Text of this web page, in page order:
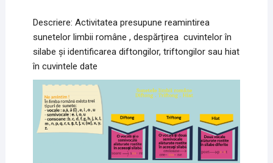
Descriere: Activitatea presupune reamintirea
sunetelor limbii române , despărțirea cuvintelor în
silabe și identificarea diftongilor, triftongilor sau hiat
în cuvintele date